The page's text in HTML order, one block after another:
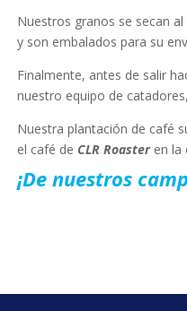
Nuestros granos se secan
y son embalados para su
Finalmente, antes de salir
nuestro equipo de
Nuestra plantación de café
el café de CLR Roasteren la
¡De nuestros